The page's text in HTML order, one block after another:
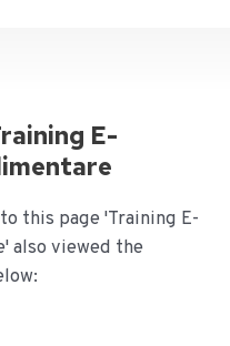
E-
this page 'Training E-
also viewed the